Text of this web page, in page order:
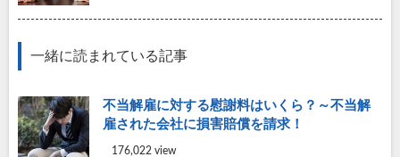
一緒に読まれている記事
不当解雇に対する慰謝料はいくら？～不当解
雇された会社に損害賠償を請求！
176,022 view